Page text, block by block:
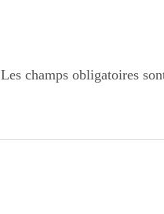
Les champs obligatoires